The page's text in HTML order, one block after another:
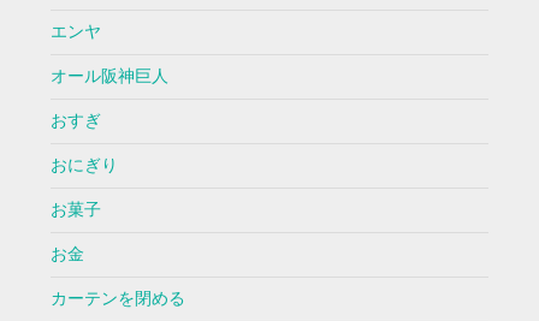
エンヤ
オール阪神巨人
おすぎ
おにぎり
お菓子
お金
カーテンを閉める